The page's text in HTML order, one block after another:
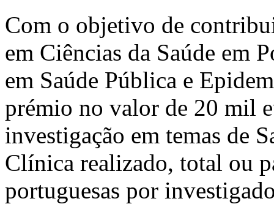
Com o objetivo de
em Ciências da Saúde em
em Saúde Pública e
prémio no valor de 20 mil
investigação em temas de
Clínica realizado, total ou
portuguesas por